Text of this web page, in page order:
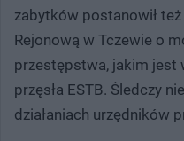
zabytków postanowił
Rejonową w Tczewie o
przestępstwa, jakim jest
przęsła ESTB. Śledczy
działaniach urzędników